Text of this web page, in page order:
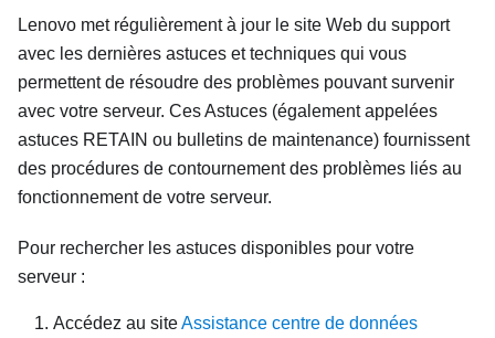
Lenovo met régulièrement à jour le site Web du support
avec les dernières astuces et techniques qui vous
permettent de résoudre des problèmes pouvant survenir
avec votre serveur. Ces Astuces (également appelées
astuces RETAIN ou bulletins de maintenance) fournissent
des procédures de contournement des problèmes liés au
fonctionnement de votre serveur.
Pour rechercher les astuces disponibles pour votre
serveur :
Accédez au siteAssistance centre de données